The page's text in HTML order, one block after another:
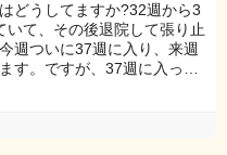
どうしてますか?32週から3
て、その後退院して張り止
週ついに37週に入り、来週
す。ですが、37週に入っ…